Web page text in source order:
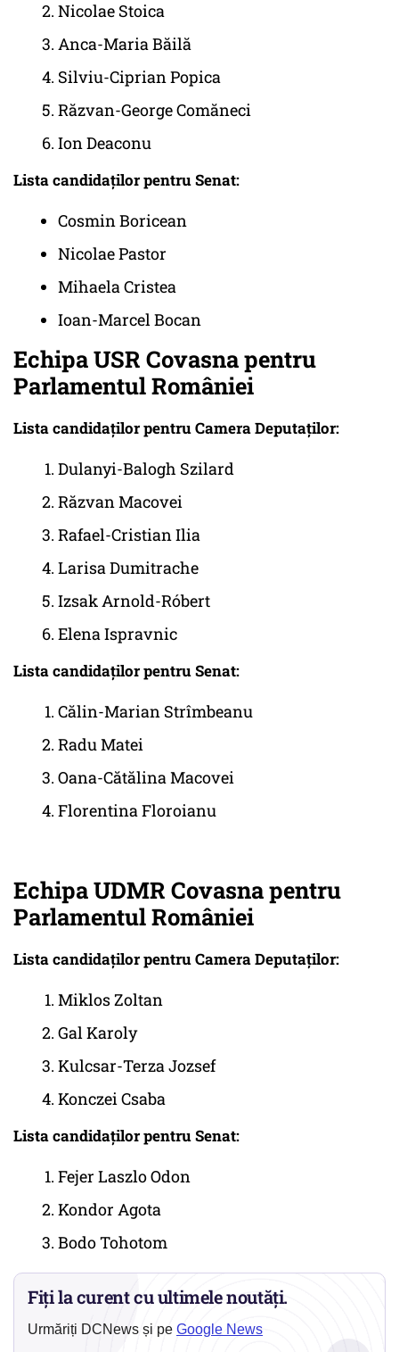
Nicolae Stoica
Anca-Maria Băilă
Silviu-Ciprian Popica
Răzvan-George Comăneci
Ion Deaconu
Lista candidaților pentru Senat:
Cosmin Boricean
Nicolae Pastor
Mihaela Cristea
Ioan-Marcel Bocan
Echipa USR Covasna pentru
Parlamentul României
Lista candidaților pentru Camera Deputaților:
Dulanyi-Balogh Szilard
Răzvan Macovei
Rafael-Cristian Ilia
Larisa Dumitrache
Izsak Arnold-Róbert
Elena Ispravnic
Lista candidaților pentru Senat:
Călin-Marian Strîmbeanu
Radu Matei
Oana-Cătălina Macovei
Florentina Floroianu
Echipa UDMR Covasna pentru
Parlamentul României
Lista candidaților pentru Camera Deputaților:
Miklos Zoltan
Gal Karoly
Kulcsar-Terza Jozsef
Konczei Csaba
Lista candidaților pentru Senat:
Fejer Laszlo Odon
Kondor Agota
Bodo Tohotom
Fiți la curent cu ultimele noutăți.
Urmăriți DCNews și pe Google News